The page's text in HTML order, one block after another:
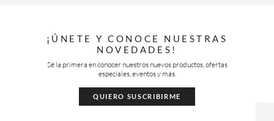
¡ÚNETE Y CONOCE NUESTRAS
NOVEDADES!
Sé la primera en conocer nuestros nuevos productos, ofertas
especiales, eventos y más.
QUIERO SUSCRIBIRME